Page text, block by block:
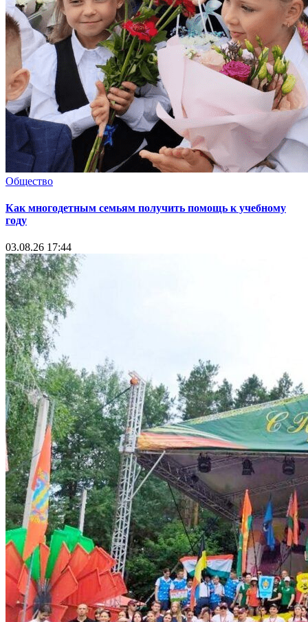
Общество
Как многодетным семьям получить помощь к учебному
году
03.08.26 17:44